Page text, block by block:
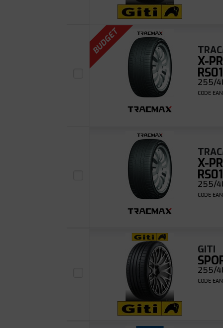
BUDGET
X-
255/
CODE
X-
255/
CODE
GITI
255/
CODE